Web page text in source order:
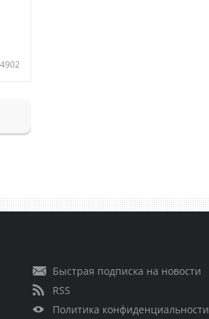
4902
Быстрая подписка на новости
RSS
Политика конфиденциальности